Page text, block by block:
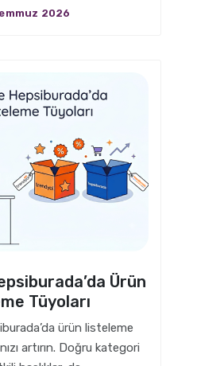
2026
Ürün
Tüyoları
ürün listeleme
artırın. Doğru kategori